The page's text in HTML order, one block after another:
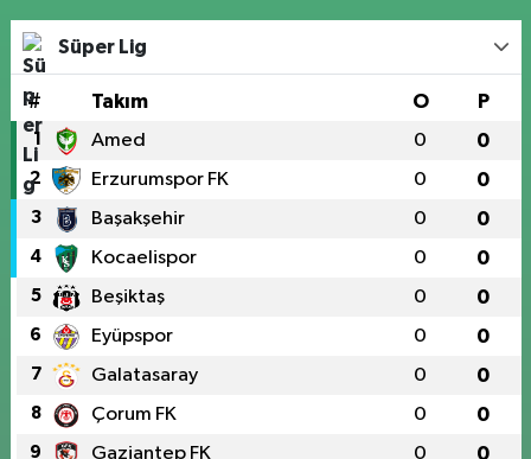
Süper Lig
# Takım O P
1 Amed 0 0
2 Erzurumspor FK 0 0
3 Başakşehir 0 0
4 Kocaelispor 0 0
5 Beşiktaş 0 0
6 Eyüpspor 0 0
7 Galatasaray 0 0
8 Çorum FK 0 0
9 Gaziantep FK 0 0